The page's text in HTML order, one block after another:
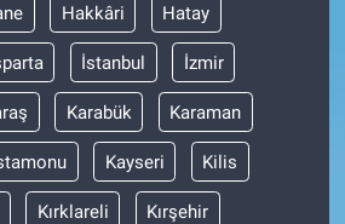
Hakkâri Hatay
İstanbul İzmir
Karabük Karaman
Kayseri Kilis
Kırklareli Kırşehir